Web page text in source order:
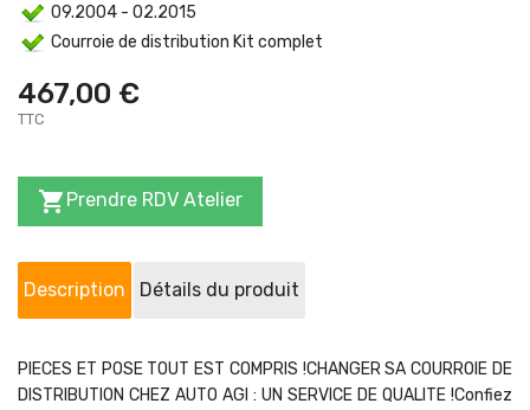
09.2004 - 02.2015
Courroie de distribution Kit complet
467,00 €
TTC
 Prendre RDV Atelier
Description Détails du produit
PIECES ET POSE TOUT EST COMPRIS !CHANGER SA COURROIE DE
DISTRIBUTION CHEZ AUTO AGI : UN SERVICE DE QUALITE !Confiez